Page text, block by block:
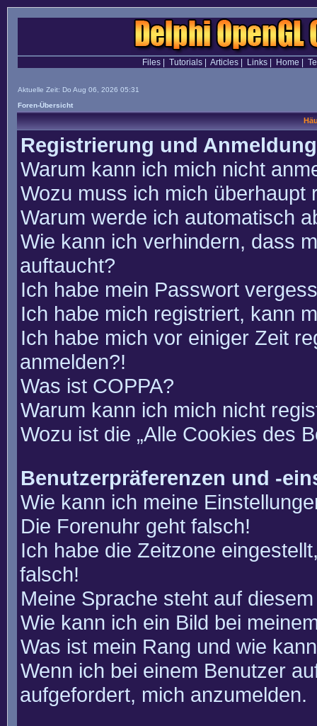
Files| Tutorials| Articles| Links| Home
Aktuelle Zeit: Do Aug 06, 2026 05:31
Foren-Übersicht
Registrierung und Anmeldung
Warum kann ich mich nicht
Wozu muss ich mich überhaupt
Warum werde ich automatisch
Wie kann ich verhindern, dass
auftaucht?
Ich habe mein Passwort
Ich habe mich registriert, kann
Ich habe mich vor einiger Zeit
anmelden?!
Was ist COPPA?
Warum kann ich mich nicht
Wozu ist die „Alle Cookies des
Benutzerpräferenzen und -
Wie kann ich meine
Die Forenuhr geht falsch!
Ich habe die Zeitzone
falsch!
Meine Sprache steht auf
Wie kann ich ein Bild bei
Was ist mein Rang und wie
Wenn ich bei einem Benutzer
aufgefordert, mich anzumelden.